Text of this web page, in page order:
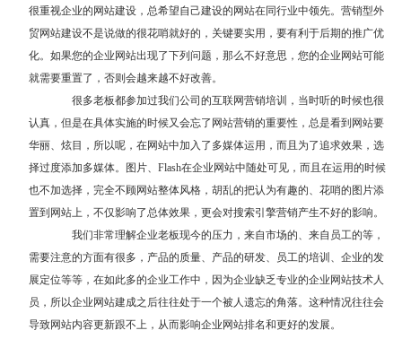
很重视企业的网站建设，总希望自己建设的网站在同行业中领先。营销型外
贸网站建设不是说做的很花哨就好的，关键要实用，要有利于后期的推广优
化。如果您的企业网站出现了下列问题，那么不好意思，您的企业网站可能
就需要重置了，否则会越来越不好改善。
很多老板都参加过我们公司的互联网营销培训 ，当时听的时候也很
认真，但是在具体实施的时候又会忘了网站营销的重要性，总是看到网站要
华丽、炫目，所以呢，在网站中加入了多媒体运用，而且为了追求效果，选
择过度添加多媒体。图片、Flash在企业网站中随处可见，而且在运用的时候
也不加选择，完全不顾网站整体风格，胡乱的把认为有趣的、花哨的图片添
置到网站上，不仅影响了总体效果，更会对搜索引擎营销产生不好的影响。
我们非常理解企业老板现今的压力，来自市场的、来自员工的等，
需要注意的方面有很多，产品的质量、产品的研发、员工的培训、企业的发
展定位等等，在如此多的企业工作中，因为企业缺乏专业的企业网站技术人
员，所以企业网站建成之后往往处于一个被人遗忘的角落。这种情况往往会
导致网站内容更新跟不上，从而影响企业网站排名和更好的发展。